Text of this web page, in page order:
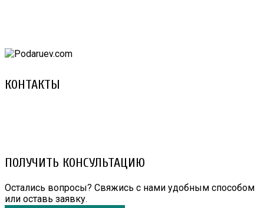
КОНТАКТЫ
ПОЛУЧИТЬ КОНСУЛЬТАЦИЮ
Остались вопросы? Свяжись с нами удобным способом
или оставь заявку.